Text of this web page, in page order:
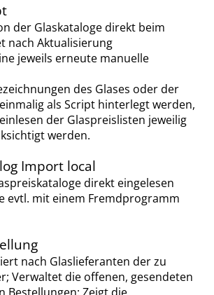
der Glaskataloge direkt beim
nach Aktualisierung
jeweils erneute manuelle
des Glases oder der
als Script hinterlegt werden,
der Glaspreislisten jeweilig
werden.
Import local
direkt eingelesen
evtl. mit einem Fremdprogramm
nach Glaslieferanten der zu
Verwaltet die offenen, gesendeten